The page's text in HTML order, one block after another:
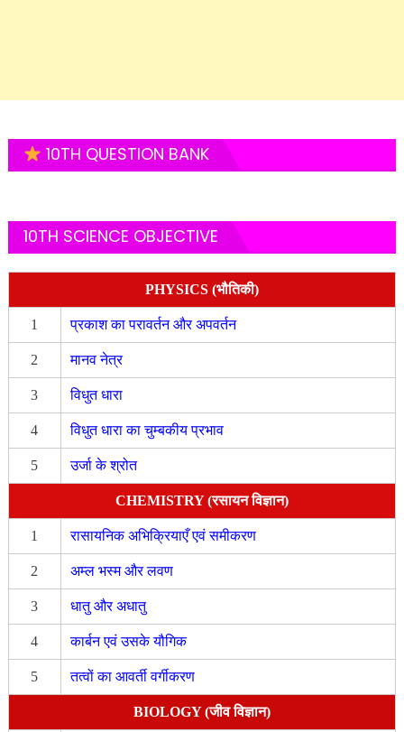
10TH QUESTION BANK
10TH SCIENCE OBJECTIVE
PHYSICS (भौतिकी)
1 प्रकाश का परावर्तन और अपवर्तन
2 मानव नेत्र
3 विधुत धारा
4 विधुत धारा का चुम्बकीय प्रभाव
5 उर्जा के श्रोत
CHEMISTRY (रसायन विज्ञान)
1 रासायनिक अभिक्रियाएँ एवं समीकरण
2 अम्ल भस्म और लवण
3 धातु और अधातु
4 कार्बन एवं उसके यौगिक
5 तत्वों का आवर्ती वर्गीकरण
BIOLOGY (जीव विज्ञान)